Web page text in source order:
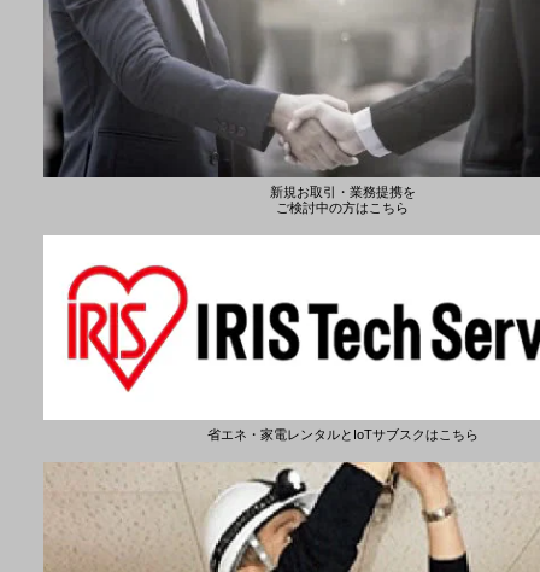
新規お取引・業務提携を
ご検討中の方はこちら
省エネ・家電レンタルとIoTサブスクはこちら